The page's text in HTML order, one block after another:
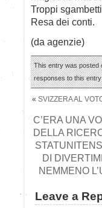
Troppi
Resa dei conti.
(da agenzie)
This entry was posted
responses to this
« SVIZZERA AL
C’ERA UNA
DELLA
DI
NEMMENO
Leave a